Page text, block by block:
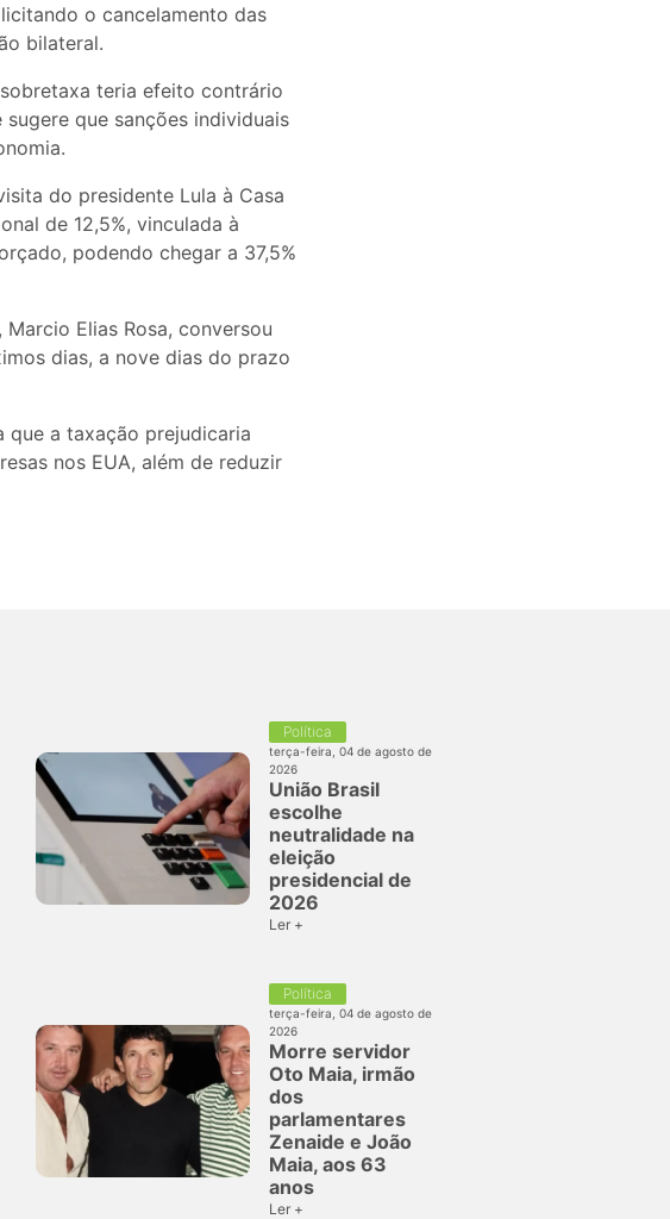
o cancelamento das
bilateral.
teria efeito contrário
que sanções individuais
do presidente Lula à Casa
de 12,5%, vinculada à
podendo chegar a 37,5%
Elias Rosa, conversou
dias, a nove dias do prazo
que a taxação prejudicaria
nos EUA, além de reduzir
Política
terça-feira, 04 de agosto de
2026
União Brasil
escolhe
neutralidade na
eleição
presidencial de
2026
Ler +
Política
terça-feira, 04 de agosto de
2026
Morre servidor
Oto Maia, irmão
dos
parlamentares
Zenaide e João
Maia, aos 63
anos
Ler +